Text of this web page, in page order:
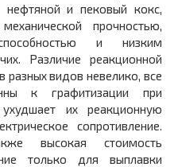
нефтяной и пековый кокс,
прочностью,
и низким
Различие реакционной
разных видов невелико, все
к графитизации при
их реакционную
сопротивление.
высокая стоимость
только для выплавки